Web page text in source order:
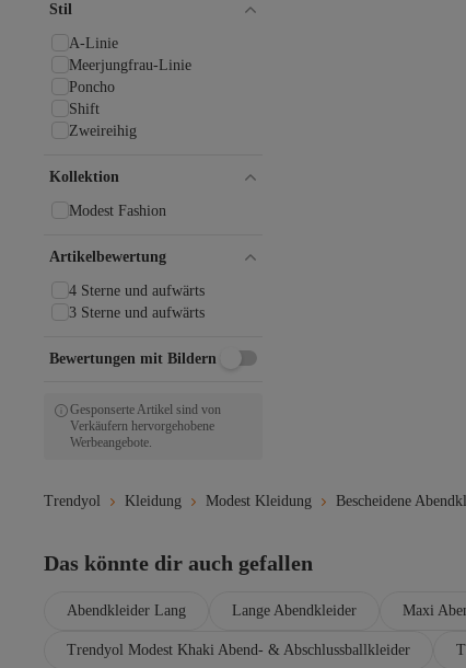
Stil
A-Linie
Meerjungfrau-Linie
Poncho
Shift
Zweireihig
Kollektion
Modest Fashion
Artikelbewertung
4 Sterne und aufwärts
3 Sterne und aufwärts
Bewertungen mit Bildern
Gesponserte Artikel sind von
Verkäufern hervorgehobene
Werbeangebote.
Trendyol Kleidung Modest Kleidung Bescheidene
Das könnte dir auch gefallen
Abendkleider Lang Lange Abendkleider Maxi
Trendyol Modest Khaki Abend- & Abschlussballkleider